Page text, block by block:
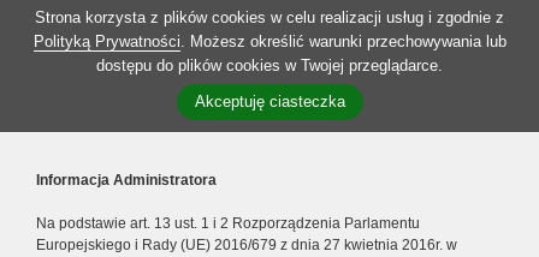
Strona korzysta z plików cookies w celu realizacji usług i zgodnie z
Polityką Prywatności. Możesz określić warunki przechowywania lub
dostępu do plików cookies w Twojej przeglądarce.
Akceptuję ciasteczka
Informacja Administratora
Na podstawie art. 13 ust. 1 i 2 Rozporządzenia Parlamentu
Europejskiego i Rady (UE) 2016/679 z dnia 27 kwietnia 2016r. w